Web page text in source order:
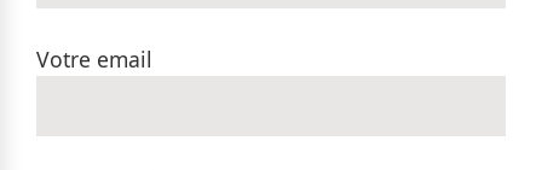
Votre email